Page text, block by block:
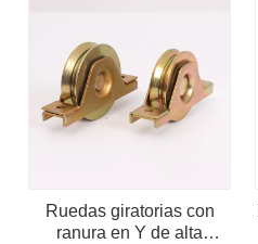
Ruedas giratorias con
ranura en Y de alta